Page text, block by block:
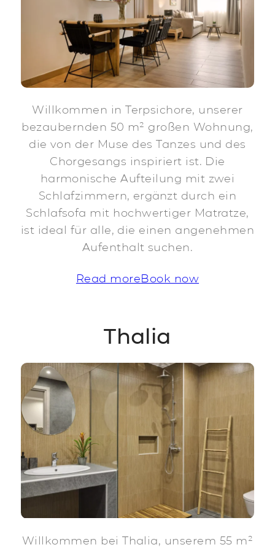
Willkommen in Terpsichore, unserer
bezaubernden 50 m² großen Wohnung,
die von der Muse des Tanzes und des
Chorgesangs inspiriert ist. Die
harmonische Aufteilung mit zwei
Schlafzimmern, ergänzt durch ein
Schlafsofa mit hochwertiger Matratze,
ist ideal für alle, die einen angenehmen
Aufenthalt suchen.
Read moreBook now
Thalia
Willkommen bei Thalia, unserem 55 m²